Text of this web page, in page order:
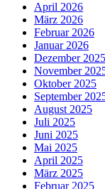
April 2026
März 2026
Februar 2026
Januar 2026
Dezember 2025
November
Oktober 2025
September
August 2025
Juli 2025
Juni 2025
Mai 2025
April 2025
März 2025
Februar 2025